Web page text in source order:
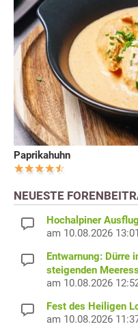
Paprikahuhn
NEUESTE
Hochalpiner
am 10.08.2026
Entwarnung: Dürre
steigenden
am 10.08.2026
Fest des Heiligen
am 10.08.2026